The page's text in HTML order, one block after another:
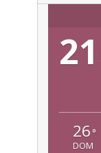
21
26 °
DOM